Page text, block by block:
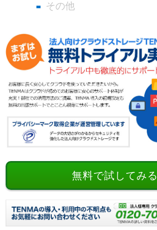
その他
無料で試してみる